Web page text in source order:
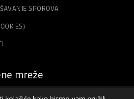
SPOROVA
mreže